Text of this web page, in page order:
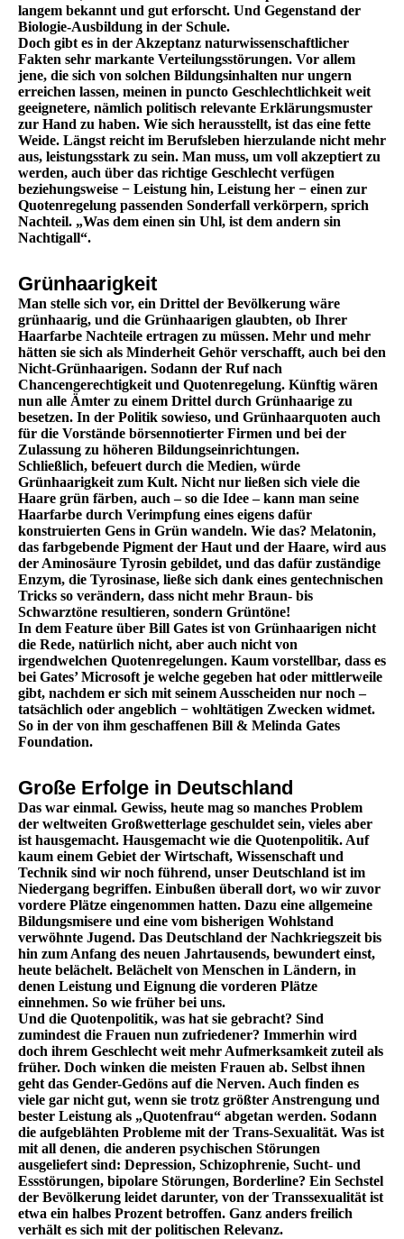
langem bekannt und gut erforscht. Und Gegenstand der
Biologie-Ausbildung in der Schule.
Doch gibt es in der Akzeptanz naturwissenschaftlicher
Fakten sehr markante Verteilungsstörungen. Vor allem
jene, die sich von solchen Bildungsinhalten nur ungern
erreichen lassen, meinen in puncto Geschlechtlichkeit weit
geeignetere, nämlich politisch relevante Erklärungsmuster
zur Hand zu haben. Wie sich herausstellt, ist das eine fette
Weide. Längst reicht im Berufsleben hierzulande nicht mehr
aus, leistungsstark zu sein. Man muss, um voll akzeptiert zu
werden, auch über das richtige Geschlecht verfügen
beziehungsweise − Leistung hin, Leistung her − einen zur
Quotenregelung passenden Sonderfall verkörpern, sprich
Nachteil. „Was dem einen sin Uhl, ist dem andern sin
Nachtigall“.
Grünhaarigkeit
Man stelle sich vor, ein Drittel der Bevölkerung wäre
grünhaarig, und die Grünhaarigen glaubten, ob Ihrer
Haarfarbe Nachteile ertragen zu müssen. Mehr und mehr
hätten sie sich als Minderheit Gehör verschafft, auch bei den
Nicht-Grünhaarigen. Sodann der Ruf nach
Chancengerechtigkeit und Quotenregelung. Künftig wären
nun alle Ämter zu einem Drittel durch Grünhaarige zu
besetzen. In der Politik sowieso, und Grünhaarquoten auch
für die Vorstände börsennotierter Firmen und bei der
Zulassung zu höheren Bildungseinrichtungen.
Schließlich, befeuert durch die Medien, würde
Grünhaarigkeit zum Kult. Nicht nur ließen sich viele die
Haare grün färben, auch – so die Idee – kann man seine
Haarfarbe durch Verimpfung eines eigens dafür
konstruierten Gens in Grün wandeln. Wie das? Melatonin,
das farbgebende Pigment der Haut und der Haare, wird aus
der Aminosäure Tyrosin gebildet, und das dafür zuständige
Enzym, die Tyrosinase, ließe sich dank eines gentechnischen
Tricks so verändern, dass nicht mehr Braun- bis
Schwarztöne resultieren, sondern Grüntöne!
In dem Feature über Bill Gates ist von Grünhaarigen nicht
die Rede, natürlich nicht, aber auch nicht von
irgendwelchen Quotenregelungen. Kaum vorstellbar, dass es
bei Gates’ Microsoft je welche gegeben hat oder mittlerweile
gibt, nachdem er sich mit seinem Ausscheiden nur noch –
tatsächlich oder angeblich − wohltätigen Zwecken widmet.
So in der von ihm geschaffenen Bill & Melinda Gates
Foundation.
Große Erfolge in Deutschland
Das war einmal. Gewiss, heute mag so manches Problem
der weltweiten Großwetterlage geschuldet sein, vieles aber
ist hausgemacht. Hausgemacht wie die Quotenpolitik. Auf
kaum einem Gebiet der Wirtschaft, Wissenschaft und
Technik sind wir noch führend, unser Deutschland ist im
Niedergang begriffen. Einbußen überall dort, wo wir zuvor
vordere Plätze eingenommen hatten. Dazu eine allgemeine
Bildungsmisere und eine vom bisherigen Wohlstand
verwöhnte Jugend. Das Deutschland der Nachkriegszeit bis
hin zum Anfang des neuen Jahrtausends, bewundert einst,
heute belächelt. Belächelt von Menschen in Ländern, in
denen Leistung und Eignung die vorderen Plätze
einnehmen. So wie früher bei uns.
Und die Quotenpolitik, was hat sie gebracht? Sind
zumindest die Frauen nun zufriedener? Immerhin wird
doch ihrem Geschlecht weit mehr Aufmerksamkeit zuteil als
früher. Doch winken die meisten Frauen ab. Selbst ihnen
geht das Gender-Gedöns auf die Nerven. Auch finden es
viele gar nicht gut, wenn sie trotz größter Anstrengung und
bester Leistung als „Quotenfrau“ abgetan werden. Sodann
die aufgeblähten Probleme mit der Trans-Sexualität. Was ist
mit all denen, die anderen psychischen Störungen
ausgeliefert sind: Depression, Schizophrenie, Sucht- und
Essstörungen, bipolare Störungen, Borderline? Ein Sechstel
der Bevölkerung leidet darunter, von der Transsexualität ist
etwa ein halbes Prozent betroffen. Ganz anders freilich
verhält es sich mit der politischen Relevanz.